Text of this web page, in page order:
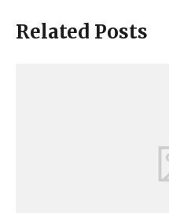
Related Posts